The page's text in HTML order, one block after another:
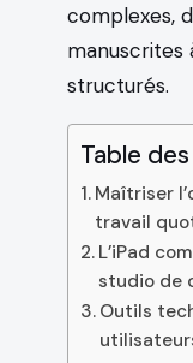
complexes,
manuscrites
structurés.
Table
Maîtriser
travail
L’iPad
studio de
Outils